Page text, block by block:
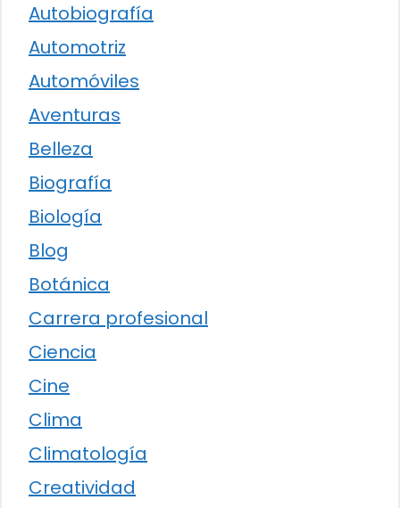
Autobiografía
Automotriz
Automóviles
Aventuras
Belleza
Biografía
Biología
Blog
Botánica
Carrera profesional
Ciencia
Cine
Clima
Climatología
Creatividad